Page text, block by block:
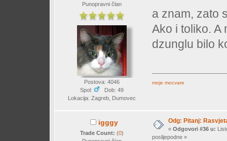
Punopravni član
Postova: 4046
Spol:
Dob: 49
Lokacija: Zagreb, Dumovec
a znam, zato
Ako i toliko. A
dzunglu bilo
moje mocvare
igggy
Trade Count: (0)
Odg: Pitanj:
« Odgovori #36 u:
poslijepodne »